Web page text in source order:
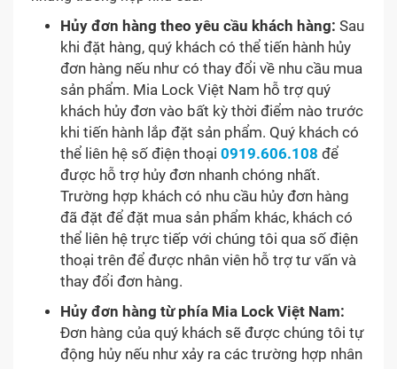
Hủy đơn hàng theo yêu cầu khách hàng: Sau
khi đặt hàng, quý khách có thể tiến hành hủy
đơn hàng nếu như có thay đổi về nhu cầu mua
sản phẩm. Mia Lock Việt Nam hỗ trợ quý
khách hủy đơn vào bất kỳ thời điểm nào trước
khi tiến hành lắp đặt sản phẩm. Quý khách có
thể liên hệ số điện thoại 0919.606.108 để
được hỗ trợ hủy đơn nhanh chóng nhất.
Trường hợp khách có nhu cầu hủy đơn hàng
đã đặt để đặt mua sản phẩm khác, khách có
thể liên hệ trực tiếp với chúng tôi qua số điện
thoại trên để được nhân viên hỗ trợ tư vấn và
thay đổi đơn hàng.
Hủy đơn hàng từ phía Mia Lock Việt Nam:
Đơn hàng của quý khách sẽ được chúng tôi tự
động hủy nếu như xảy ra các trường hợp nhân